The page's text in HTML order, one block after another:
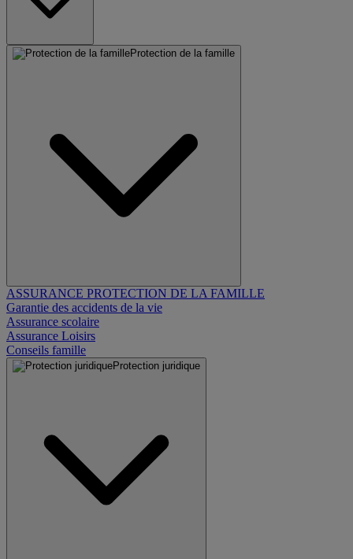
Protection de la famille
ASSURANCE PROTECTION DE LA FAMILLE
Garantie des accidents de la vie
Assurance scolaire
Assurance Loisirs
Conseils famille
Protection juridique